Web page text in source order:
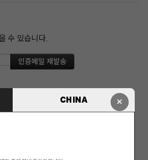
×
CHINA
수 있습니다.